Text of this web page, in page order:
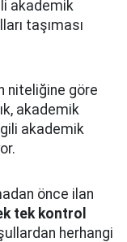
akademik
taşıması
niteliğine göre
akademik
akademik
önce ilan
tek kontrol
herhangi